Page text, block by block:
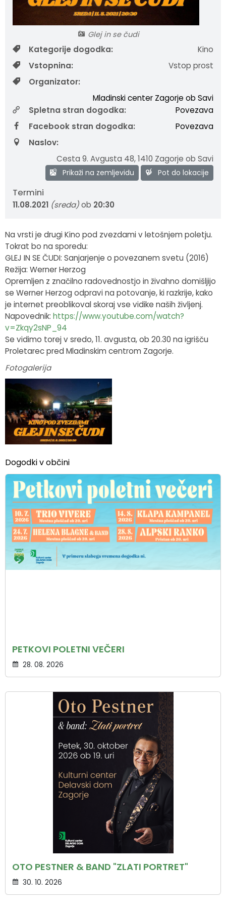
Glej in se čudi
Kategorije dogodka:
Kino
Vstopnina:
Vstop prost
Organizator:
Mladinski center Zagorje ob Savi
Spletna stran dogodka:
Povezava
Facebook stran dogodka:
Povezava
Naslov:
Cesta 9. Avgusta 48,1410 Zagorje ob Savi
Prikaži na zemljevidu Pot do lokacije
Termini
11.08.2021 (sreda)ob 20:30
Na vrsti je drugi Kino pod zvezdami v letošnjem poletju.
Tokrat bo na sporedu:
GLEJ IN SE ČUDI: Sanjarjenje o povezanem svetu (2016)
Režija: Werner Herzog
Opremljen z značilno radovednostjo in živahno domišljijo
se Werner Herzog odpravi na potovanje, ki razkrije, kako
je internet preoblikoval skoraj vse vidike naših življenj.
Napovednik: https://www.youtube.com/watch?
v=Zkqy2sNP_94
Se vidimo torej v sredo, 11. avgusta, ob 20.30 na igrišču
Proletarec pred Mladinskim centrom Zagorje.
Fotogalerija
Dogodki v občini
PETKOVI POLETNI VEČERI
28. 08. 2026
OTO PESTNER & BAND "ZLATI PORTRET"
30. 10. 2026
Občinska volilna komisija
Medobčinski inšpektorat in redarstvo
Koledar dogodkov
Okoljski podatki
Lokalne volitve
Strateški dokumenti
Katalog informacij javnega značaja